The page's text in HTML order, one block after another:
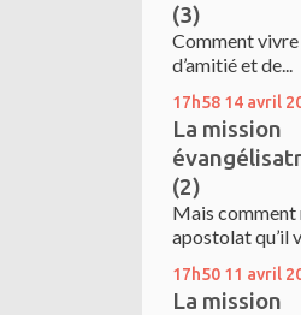
(3)
Comment
d’amitié et de...
17h58 14 avril
La mission
(2)
Mais comment
apostolat qu’il
17h50 11 avril
La mission